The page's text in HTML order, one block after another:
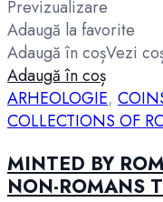
Previzualizare
Adaugă la favorite
Adaugă în coșVezi
Adaugă în coș
ARHEOLOGIE,
COLLECTIONS OF
MINTED BY
NON-ROMANS